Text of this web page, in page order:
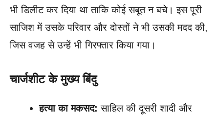
भी डिलीट कर दिया था ताकि कोई सबूत न बचे। इस पूरी
साजिश में उसके परिवार और दोस्तों ने भी उसकी मदद की,
जिस वजह से उन्हें भी गिरफ्तार किया गया।
चार्जशीट के मुख्य बिंदु
हत्या का मकसद: साहिल की दूसरी शादी और